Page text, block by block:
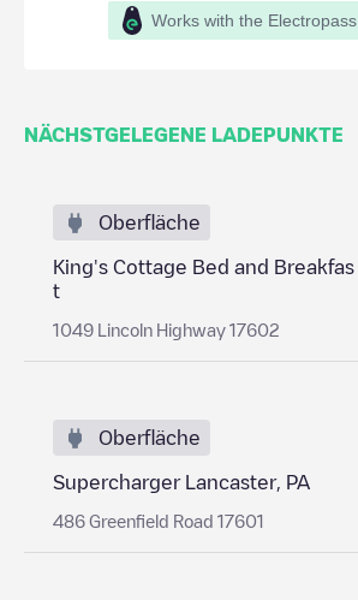
Works with the Electropass
NÄCHSTGELEGENE LADEPUNKTE
Oberfläche
King's Cottage Bed and Breakfas
t
1049 Lincoln Highway 17602
Oberfläche
Supercharger Lancaster, PA
486 Greenfield Road 17601